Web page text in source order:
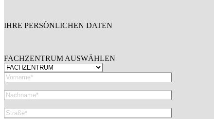
IHRE PERSÖNLICHEN DATEN
FACHZENTRUM AUSWÄHLEN